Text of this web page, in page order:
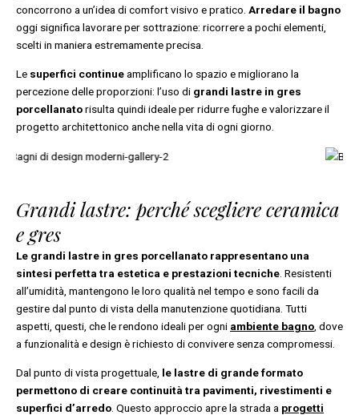
concorrono a un’idea di comfort visivo e pratico. Arredare il bagno
oggi significa lavorare per sottrazione: ricorrere a pochi elementi,
scelti in maniera estremamente precisa.
Le superfici continueamplificano lo spazio e migliorano la
percezione delle proporzioni: l’uso di grandi lastre in gres
porcellanatorisulta quindi ideale per ridurre fughe e valorizzare il
progetto architettonico anche nella vita di ogni giorno.
Grandi lastre: perché scegliere ceramica
e gres
Le grandi lastre in gres porcellanato rappresentano una
sintesi perfetta tra estetica e prestazioni tecniche . Resistenti
all’umidità, mantengono le loro qualità nel tempo e sono facili da
gestire dal punto di vista della manutenzione quotidiana. Tutti
aspetti, questi, che le rendono ideali per ogni ambiente bagno dove
a funzionalità e design è richiesto di convivere senza compromessi.
Dal punto di vista progettuale, le lastre di grande formato
permettono di creare continuità tra pavimenti, rivestimenti e
superfici d’arredo . Questo approccio apre la strada a progetti